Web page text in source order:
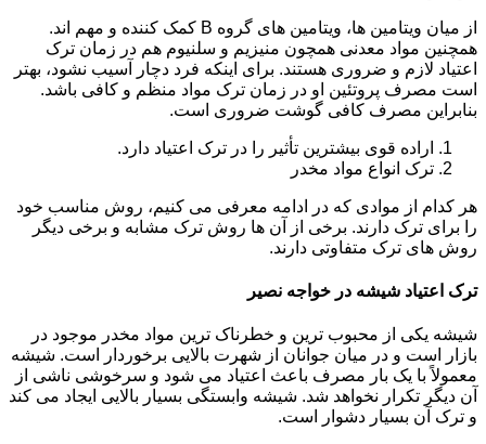
از میان ویتامین ها، ویتامین های گروه B کمک کننده و مهم اند.
همچنین مواد معدنی همچون منیزیم و سلنیوم هم در زمان ترک
اعتیاد لازم و ضروری هستند. برای اینکه فرد دچار آسیب نشود، بهتر
است مصرف پروتئین او در زمان ترک مواد منظم و کافی باشد.
بنابراین مصرف کافی گوشت ضروری است.
اراده قوی بیشترین تأثیر را در ترک اعتیاد دارد.
ترک انواع مواد مخدر
هر کدام از موادی که در ادامه معرفی می کنیم، روش مناسب خود
را برای ترک دارند. برخی از آن ها روش ترک مشابه و برخی دیگر
روش های ترک متفاوتی دارند.
ترک اعتیاد شیشه در خواجه نصیر
شیشه یکی از محبوب ترین و خطرناک ترین مواد مخدر موجود در
بازار است و در میان جوانان از شهرت بالایی برخوردار است. شیشه
معمولاً با یک بار مصرف باعث اعتیاد می شود و سرخوشی ناشی از
آن دیگر تکرار نخواهد شد. شیشه وابستگی بسیار بالایی ایجاد می کند
و ترک آن بسیار دشوار است.